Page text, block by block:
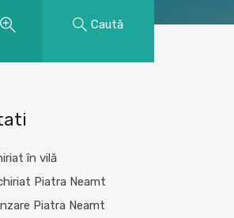
Caută
în vilă
Piatra Neamt
Piatra Neamt